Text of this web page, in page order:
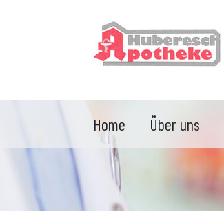
Home Über uns